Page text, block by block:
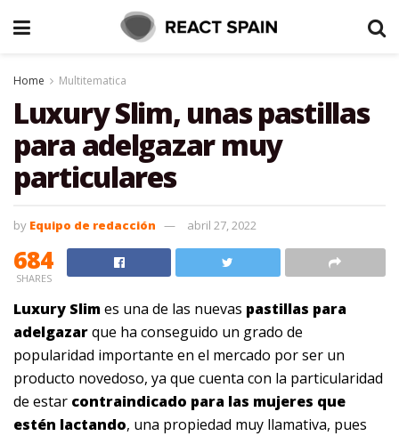
Home Multitematica
Luxury Slim, unas pastillas
para adelgazar muy
particulares
by Equipo de redacción abril 27, 2022
684
SHARES
Luxury Slimes una de las nuevas pastillas para
adelgazarque ha conseguido un grado de
popularidad importante en el mercado por ser un
producto novedoso, ya que cuenta con la particularidad
de estar contraindicado para las mujeres que
estén lactando, una propiedad muy llamativa, pues